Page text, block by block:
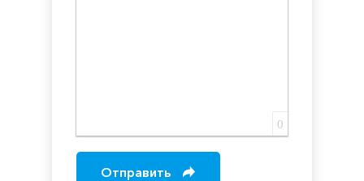
0
Отправить